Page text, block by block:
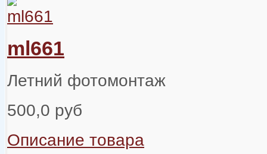
ml661
Летний фотомонтаж
500,0 руб
Описание товара